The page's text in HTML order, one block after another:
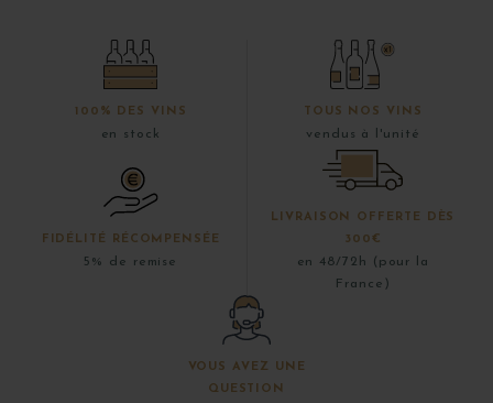
100% DES VINS
en stock
TOUS NOS VINS
vendus à l'unité
FIDÉLITÉ RÉCOMPENSÉE
5% de remise
LIVRAISON OFFERTE DÈS
300€
en 48/72h (pour la
France)
VOUS AVEZ UNE
QUESTION